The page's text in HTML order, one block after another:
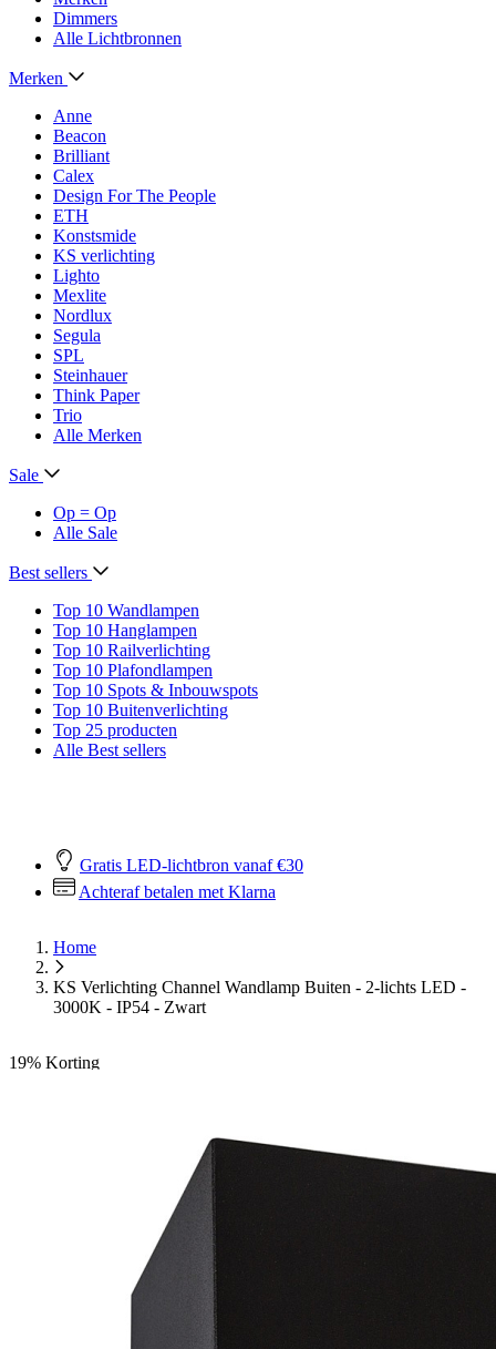
Dimmers
Alle Lichtbronnen
Merken
Anne
Beacon
Brilliant
Calex
Design For The People
ETH
Konstsmide
KS verlichting
Lighto
Mexlite
Nordlux
Segula
SPL
Steinhauer
Think Paper
Trio
Alle Merken
Sale
Op = Op
Alle Sale
Best sellers
Top 10 Wandlampen
Top 10 Hanglampen
Top 10 Railverlichting
Top 10 Plafondlampen
Top 10 Spots & Inbouwspots
Top 10 Buitenverlichting
Top 25 producten
Alle Best sellers
Gratis LED-lichtbron vanaf €30
Achteraf betalen met Klarna
Home
KS Verlichting Channel Wandlamp Buiten - 2-lichts LED -
3000K - IP54 - Zwart
19% Korting